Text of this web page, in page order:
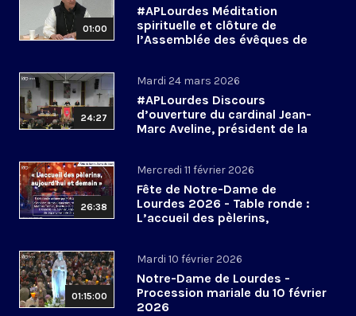
01:00
#APLourdes Méditation
spirituelle et clôture de
l’Assemblée des évêques de
24:27
Mardi 24 mars 2026
#APLourdes Discours
d’ouverture du cardinal Jean-
Marc Aveline, président de la
26:38
Mercredi 11 février 2026
Fête de Notre-Dame de
Lourdes 2026 - Table ronde :
L’accueil des pèlerins,
01:15:00
Mardi 10 février 2026
Notre-Dame de Lourdes -
Procession mariale du 10 février
2026